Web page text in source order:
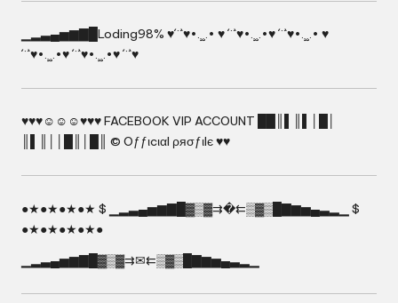
▁▂▃▄▅▆▇█Loding98% ♥´¨`♥•.¸¸.• ♥ ´¨`♥•.¸¸.•♥ ´¨`♥•.¸¸.• ♥
´¨`♥•.¸¸.•♥ ´¨`♥•.¸¸.•♥ ´¨`♥
♥♥♥☺☺☺♥♥♥ FACEBOOK VIP ACCOUNT ██║▌║▌│█│
║▌║││█║│█║ © Oƒƒιcιαl ρяσƒιlє ♥♥
●★●★●★●★ $ ▁▂▃▄▅▆▇█▓▒▓⇉�⇇▒▓▒█▇▆▅▄▃▂▁ $
●★●★●★●★●
▁▂▃▄▅▆▇█▓▒▓⇉✉⇇▒▓▒█▇▆▅▄▃▂▁